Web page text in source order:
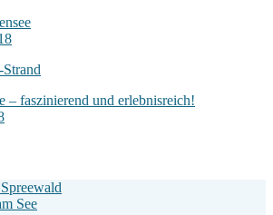
– faszinierend und erlebnisreich!